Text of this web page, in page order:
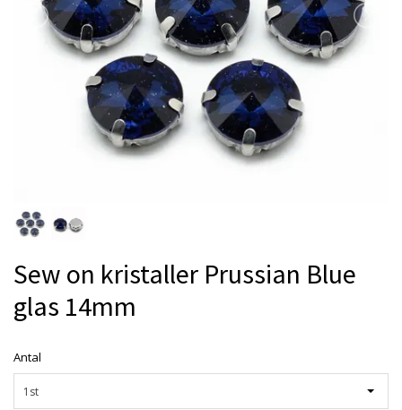
Sew on kristaller Prussian Blue
glas 14mm
Antal
1st